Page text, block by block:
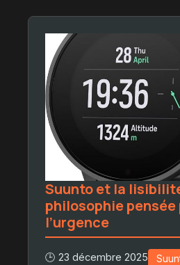
Suunto et la
philosophie pensée
l’urgence
🕒 23 décembre 2025